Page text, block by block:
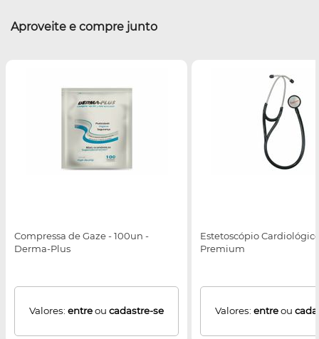
Aproveite e compre junto
Compressa de Gaze - 100un -
Derma-Plus
Valores: entreou cadastre-se
Estetoscópio
Premium
Valores: entreou